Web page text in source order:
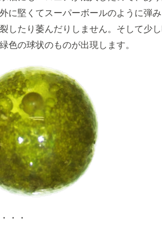
に堅くてスーパーボールのように弾
したり萎んだりしません。そして少し
色の球状のものが出現します。
・・